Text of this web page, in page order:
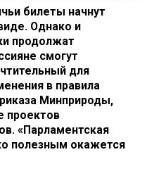
билеты начнут
Однако и
продолжат
смогут
для
в правила
Минприроды,
проектов
«Парламентская
полезным окажется